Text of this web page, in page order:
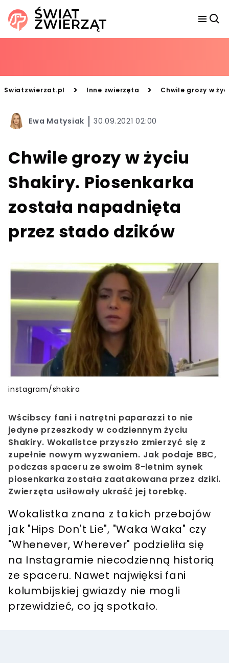
Swiatzwierzat.pl > Inne zwierzęta > Chwile grozy w
Ewa Matysiak 30.09.2021 02:00
Chwile grozy w życiu
Shakiry. Piosenkarka
została napadnięta
przez stado dzików
instagram/shakira
Wścibscy fani i natrętni paparazzi to nie
jedyne przeszkody w codziennym życiu
Shakiry. Wokalistce przyszło zmierzyć się z
zupełnie nowym wyzwaniem. Jak podaje BBC,
podczas spaceru ze swoim 8-letnim synek
piosenkarka została zaatakowana przez dziki.
Zwierzęta usiłowały ukraść jej torebkę.
Wokalistka znana z takich przebojów
jak "Hips Don't Lie", "Waka Waka" czy
"Whenever, Wherever" podzieliła się
na Instagramie niecodzienną historią
ze spaceru. Nawet najwięksi fani
kolumbijskiej gwiazdy nie mogli
przewidzieć, co ją spotkało.